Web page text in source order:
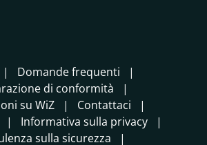
Domande frequenti
di conformità
su WiZ
Contattaci
Informativa sulla privacy
sulla sicurezza